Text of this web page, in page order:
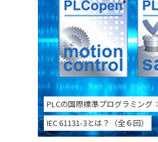
PLCの国際標準プログラミング：
IEC 61131-3とは？（全６回）